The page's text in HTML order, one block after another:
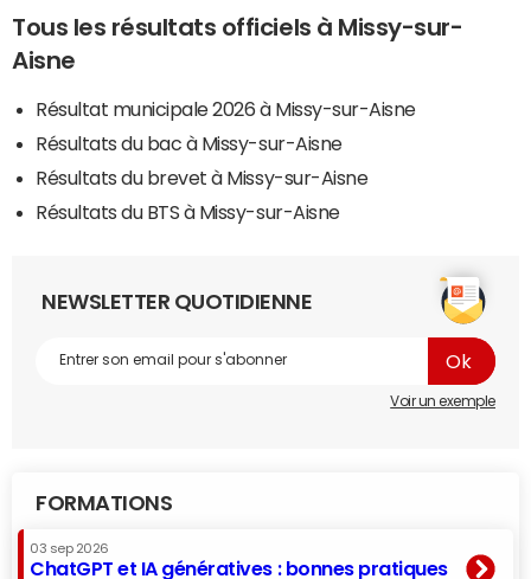
Tous les résultats officiels à Missy-sur-
Aisne
Résultat municipale 2026 à Missy-sur-Aisne
Résultats du bac à Missy-sur-Aisne
Résultats du brevet à Missy-sur-Aisne
Résultats du BTS à Missy-sur-Aisne
NEWSLETTER QUOTIDIENNE
Voir un exemple
FORMATIONS
03 sep 2026
ChatGPT et IA génératives : bonnes pratiques